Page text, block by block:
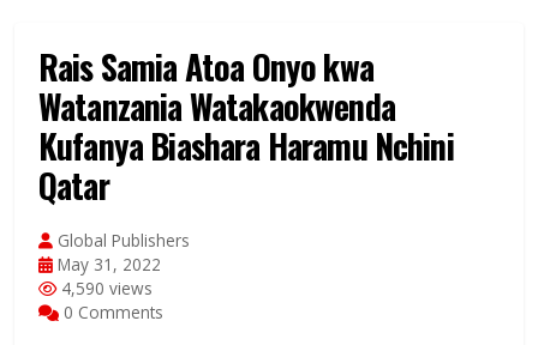
Rais Samia Atoa Onyo kwa
Watanzania Watakaokwenda
Kufanya Biashara Haramu Nchini
Qatar
Global Publishers
May 31, 2022
4,590 views
0 Comments